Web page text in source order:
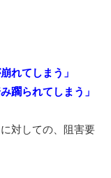
れてしまう」
躙られてしまう」
対しての、阻害要